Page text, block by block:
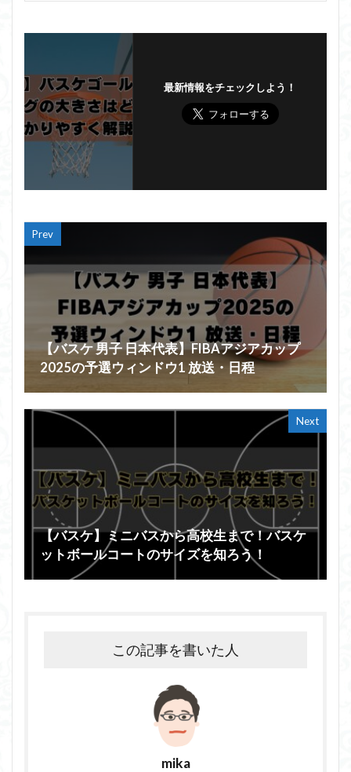
最新情報をチェックしよう！
Prev
【バスケ 男子 日本代表】FIBAアジアカップ
2025の予選ウィンドウ1 放送・日程
Next
【バスケ】ミニバスから高校生まで！バスケ
ットボールコートのサイズを知ろう！
この記事を書いた人
mika